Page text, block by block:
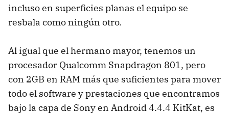
incluso en superficies planas el equipo se
resbala como ningún otro.
Al igual que el hermano mayor, tenemos un
procesador Qualcomm Snapdragon 801, pero
con 2GB en RAM más que suficientes para mover
todo el software y prestaciones que encontramos
bajo la capa de Sony en Android 4.4.4 KitKat, es